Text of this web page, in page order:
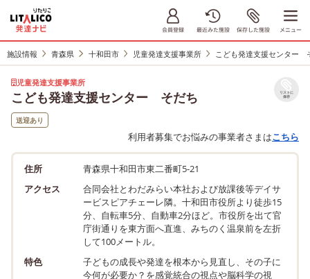
施設情報 青森県 十和田市 児童発達支援事業所 こども発達支援センター
児童発達支援事業所
こども発達支援センター そだち リストに
保存
送迎あり
利用者募集でお悩みの事業者さまはこちら
住所
青森県十和田市東二番町5-21
アクセス
合同会社とわだみらい本社および放課後等デイサ
ービスピアチェーレ隣。十和田市役所より徒歩15
分、自転車5分、自動車2分ほど。市役所を出て官
庁街通りを東方面へ直進、みちのく温泉前を左折
して100メートル。
特色
子どもの成長や発達を根本から見直し、その子に
今何が必要か？を感覚統合の視点や脳科学の視